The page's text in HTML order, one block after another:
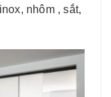
nhôm , sắt,